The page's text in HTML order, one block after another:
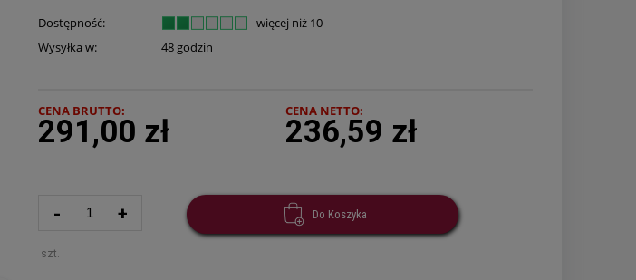
Dostępność:
więcej niż 10
Wysyłka w:
48 godzin
CENA BRUTTO:
291,00 zł
CENA NETTO:
236,59 zł
- +
szt.
Do Koszyka